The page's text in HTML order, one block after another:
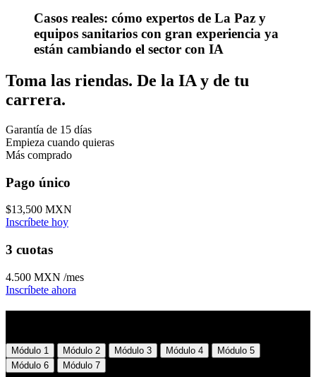
Casos reales: cómo expertos de La Paz y
equipos sanitarios con gran experiencia ya
están cambiando el sector con IA
Toma las riendas. De la IA y de tu
carrera.
Garantía de 15 días
Empieza cuando quieras
Más comprado
Pago único
$13,500 MXN
Inscríbete hoy
3 cuotas
4.500 MXN /mes
Inscríbete ahora
Módulo 1 Módulo 2 Módulo 3 Módulo 4
Módulo 5
Módulo 6
Módulo 7